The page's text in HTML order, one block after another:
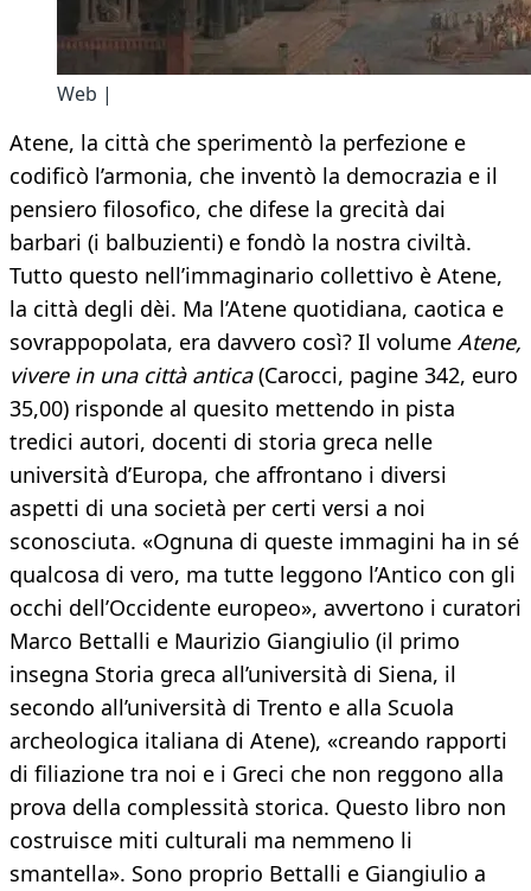
Web |
Atene, la città che sperimentò la perfezione e
codificò l’armonia, che inventò la democrazia e il
pensiero filosofico, che difese la grecità dai
barbari (i balbuzienti) e fondò la nostra civiltà.
Tutto questo nell’immaginario collettivo è Atene,
la città degli dèi. Ma l’Atene quotidiana, caotica e
sovrappopolata, era davvero così? Il volume Atene,
vivere in una città antica(Carocci, pagine 342, euro
35,00) risponde al quesito mettendo in pista
tredici autori, docenti di storia greca nelle
università d’Europa, che affrontano i diversi
aspetti di una società per certi versi a noi
sconosciuta. «Ognuna di queste immagini ha in sé
qualcosa di vero, ma tutte leggono l’Antico con gli
occhi dell’Occidente europeo», avvertono i curatori
Marco Bettalli e Maurizio Giangiulio (il primo
insegna Storia greca all’università di Siena, il
secondo all’università di Trento e alla Scuola
archeologica italiana di Atene), «creando rapporti
di filiazione tra noi e i Greci che non reggono alla
prova della complessità storica. Questo libro non
costruisce miti culturali ma nemmeno li
smantella». Sono proprio Bettalli e Giangiulio a